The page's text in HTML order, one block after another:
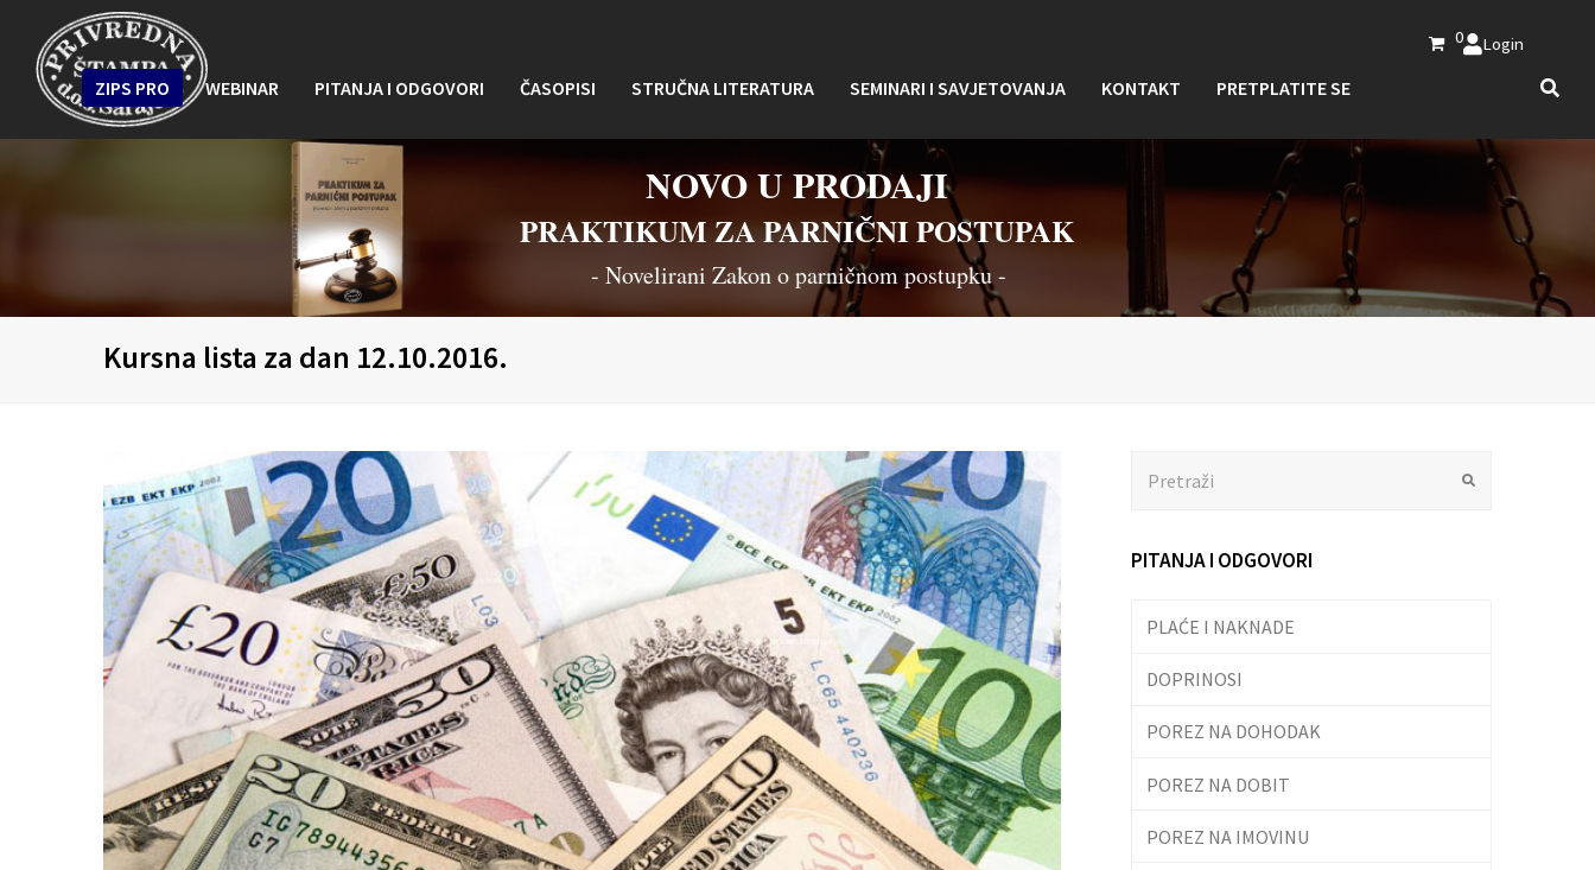
0 Login
ZIPS PRO WEBINAR PITANJA I ODGOVORI ČASOPISI STRUČNA LITERATURA SEMINARI I SAVJETOVANJA KONTAKT PRETPLATITE SE
NOVO U PRODAJI
PRAKTIKUM ZA PARNIČNI POSTUPAK
- Novelirani Zakon o parničnom postupku -
Kursna lista za dan 12.10.2016.
PITANJA I ODGOVORI
PLAĆE I NAKNADE
DOPRINOSI
POREZ NA DOHODAK
POREZ NA DOBIT
POREZ NA IMOVINU